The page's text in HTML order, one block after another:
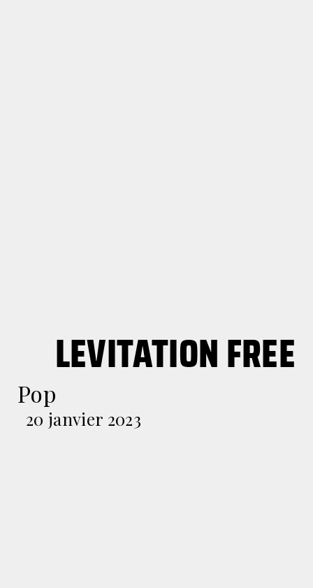
LEVITATION FREE
Pop
20 janvier 2023